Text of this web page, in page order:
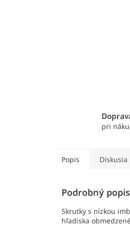
pri
Popis Diskusia
Podrobný popis
Skrutky s nízkou
hľadiska